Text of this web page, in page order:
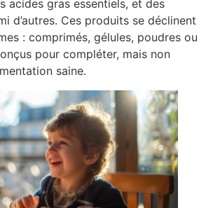
acides gras essentiels, et des
d’autres. Ces produits se déclinent
: comprimés, gélules, poudres ou
pour compléter, mais non
saine.